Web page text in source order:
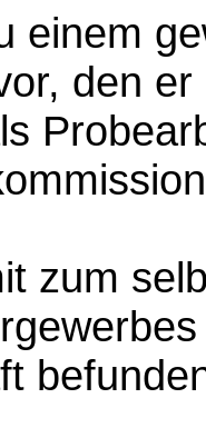
einem
den
zum